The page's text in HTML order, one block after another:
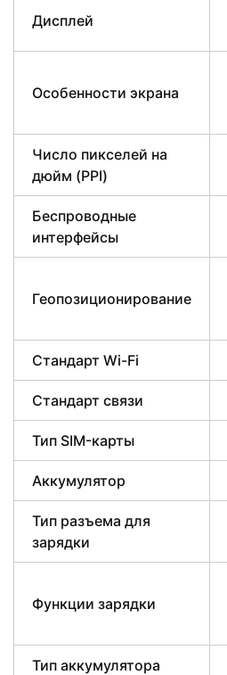
Дисплей
Особенности экрана
Число пикселей на
дюйм (PPI)
Беспроводные
интерфейсы
Геопозиционирование
Стандарт Wi-Fi
Стандарт связи
Тип SIM-карты
Аккумулятор
Тип разъема для
зарядки
Функции зарядки
Тип аккумулятора